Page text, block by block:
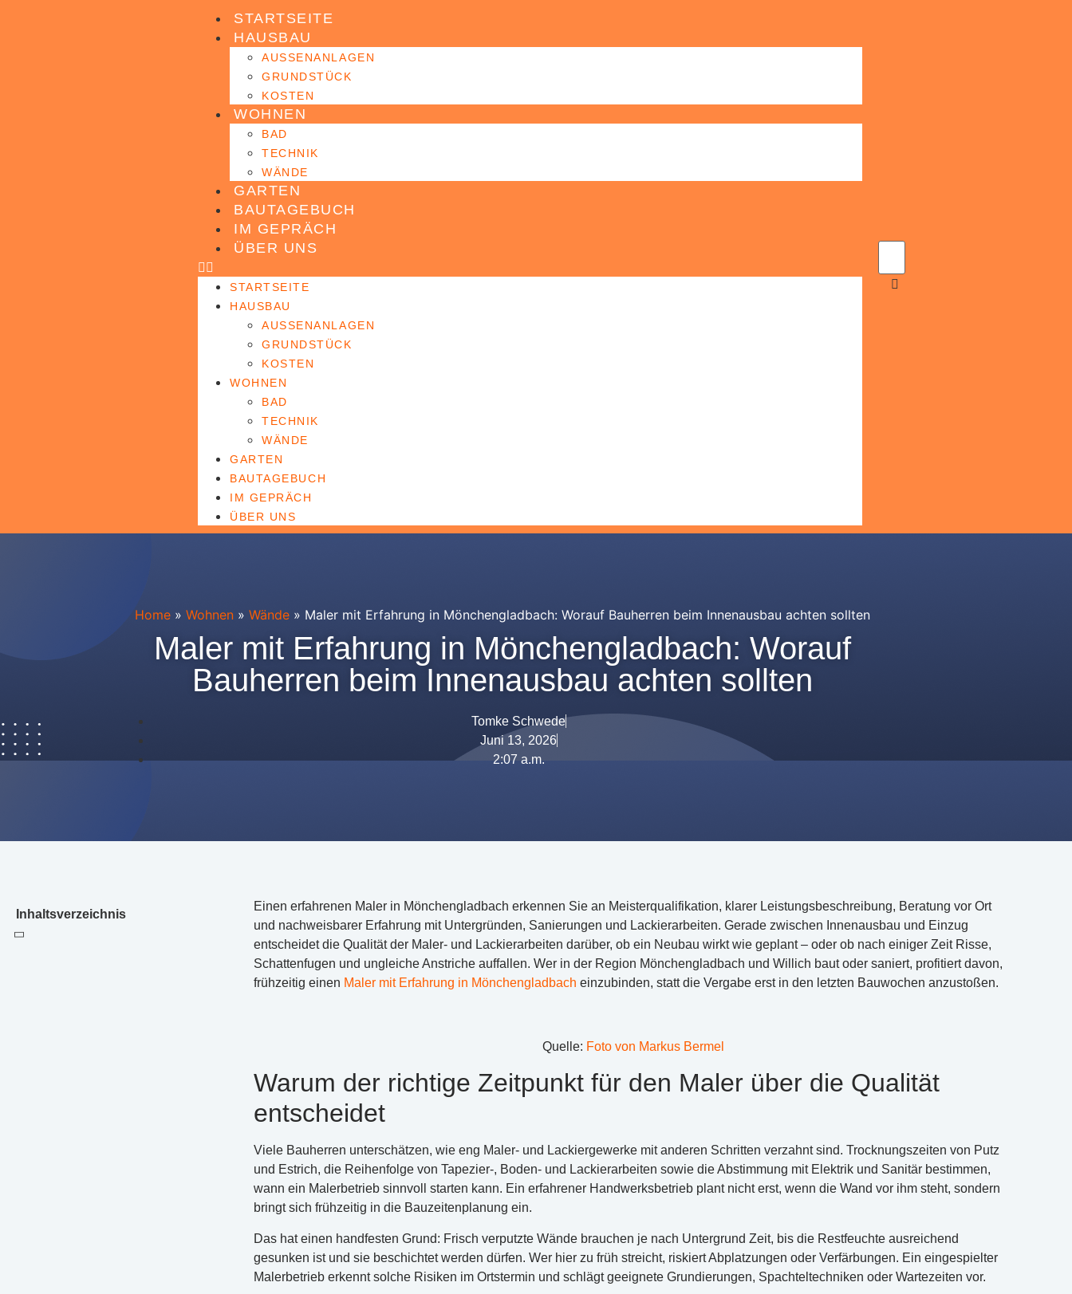
STARTSEITE
HAUSBAU
AUSSENANLAGEN
GRUNDSTÜCK
KOSTEN
WOHNEN
BAD
TECHNIK
WÄNDE
GARTEN
BAUTAGEBUCH
IM GEPRÄCH
ÜBER UNS
STARTSEITE
HAUSBAU
AUSSENANLAGEN
GRUNDSTÜCK
KOSTEN
WOHNEN
BAD
TECHNIK
WÄNDE
GARTEN
BAUTAGEBUCH
IM GEPRÄCH
ÜBER UNS
Home » Wohnen » Wände » Maler mit Erfahrung in Mönchengladbach: Worauf Bauherren beim Innenausbau achten sollten
Maler mit Erfahrung in Mönchengladbach: Worauf
Bauherren beim Innenausbau achten sollten
Tomke Schwede
Juni 13, 2026
2:07 a.m.
Inhaltsverzeichnis
Einen erfahrenen Maler in Mönchengladbach erkennen Sie an Meisterqualifikation, klarer Leistungsbeschreibung, Beratung vor Ort
und nachweisbarer Erfahrung mit Untergründen, Sanierungen und Lackierarbeiten. Gerade zwischen Innenausbau und Einzug
entscheidet die Qualität der Maler- und Lackierarbeiten darüber, ob ein Neubau wirkt wie geplant – oder ob nach einiger Zeit Risse,
Schattenfugen und ungleiche Anstriche auffallen. Wer in der Region Mönchengladbach und Willich baut oder saniert, profitiert davon,
frühzeitig einen Maler mit Erfahrung in Mönchengladbach einzubinden, statt die Vergabe erst in den letzten Bauwochen anzustoßen.
Quelle: Foto von Markus Bermel
Warum der richtige Zeitpunkt für den Maler über die Qualität
entscheidet
Viele Bauherren unterschätzen, wie eng Maler- und Lackiergewerke mit anderen Schritten verzahnt sind. Trocknungszeiten von Putz
und Estrich, die Reihenfolge von Tapezier-, Boden- und Lackierarbeiten sowie die Abstimmung mit Elektrik und Sanitär bestimmen,
wann ein Malerbetrieb sinnvoll starten kann. Ein erfahrener Handwerksbetrieb plant nicht erst, wenn die Wand vor ihm steht, sondern
bringt sich frühzeitig in die Bauzeitenplanung ein.
Das hat einen handfesten Grund: Frisch verputzte Wände brauchen je nach Untergrund Zeit, bis die Restfeuchte ausreichend
gesunken ist und sie beschichtet werden dürfen. Wer hier zu früh streicht, riskiert Abplatzungen oder Verfärbungen. Ein eingespielter
Malerbetrieb erkennt solche Risiken im Ortstermin und schlägt geeignete Grundierungen, Spachteltechniken oder Wartezeiten vor.